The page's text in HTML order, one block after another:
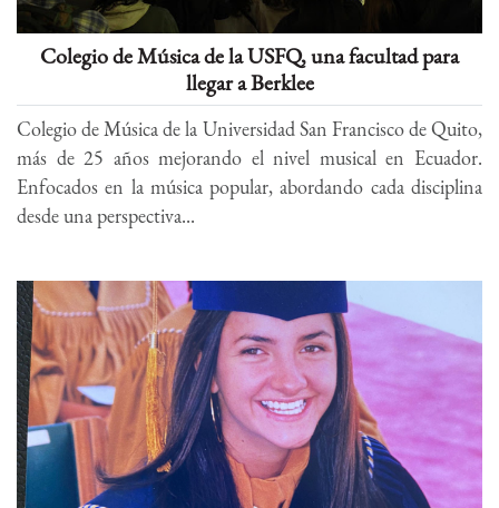
Colegio de Música de la USFQ, una facultad para
llegar a Berklee
Colegio de Música de la Universidad San Francisco de Quito,
más de 25 años mejorando el nivel musical en Ecuador.
Enfocados en la música popular, abordando cada disciplina
desde una perspectiva...